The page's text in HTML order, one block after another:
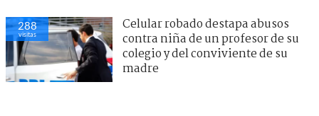
288
visitas
Celular robado destapa abusos
contra niña de un profesor de su
colegio y del conviviente de su
madre